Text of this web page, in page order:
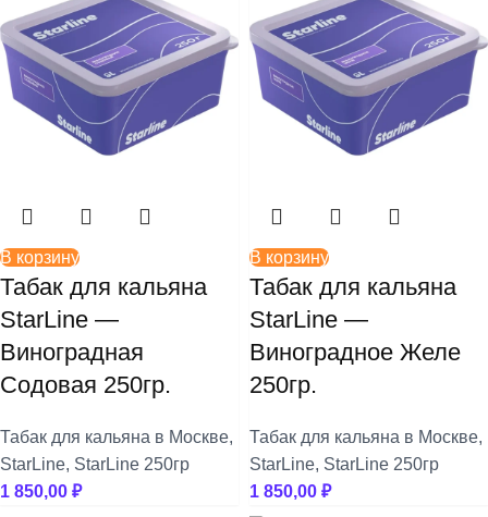
В корзину
Табак для кальяна
StarLine —
Виноградная
Содовая 250гр.
Табак для кальяна в Москве,
StarLine, StarLine 250гр
1 850,00 ₽
В корзину
Табак для кальяна
StarLine —
Виноградное Желе
250гр.
Табак для кальяна в Москве,
StarLine, StarLine 250гр
1 850,00 ₽